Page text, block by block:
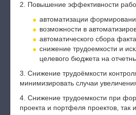
2. Повышение эффективности
автоматизации
возможности в
автоматического сбора
снижение трудоемкости и
целевого бюджета на
3. Снижение трудоёмкости
минимизировать случаи
4. Снижение трудоемкости при
проекта и портфеля проектов,